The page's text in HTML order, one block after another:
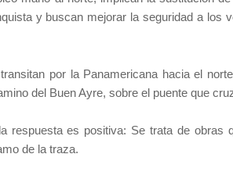
y buscan mejorar la seguridad a los
por la Panamericana hacia el
del Buen Ayre, sobre el puente que
respuesta es positiva: Se trata de obras
de la traza.